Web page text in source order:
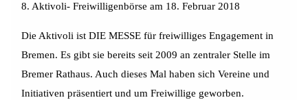
8. Aktivoli- Freiwilligenbörse am 18. Februar 2018
Die Aktivoli ist DIE MESSE für freiwilliges Engagement in
Bremen. Es gibt sie bereits seit 2009 an zentraler Stelle im
Bremer Rathaus. Auch dieses Mal haben sich Vereine und
Initiativen präsentiert und um Freiwillige geworben.